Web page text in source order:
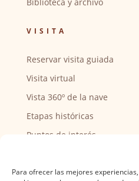
Para ofrecer las mejores
VISITA
Reservar visita guiada
Visita virtual
Vista 360º de la nave
Etapas históricas
Puntos de interés